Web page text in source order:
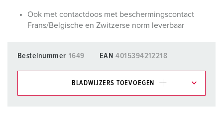
Ook met contactdoos met beschermingscontact
Frans/Belgische en Zwitzerse norm leverbaar
Bestelnummer 1649 EAN 4015394212218
BLADWIJZERS TOEVOEGEN